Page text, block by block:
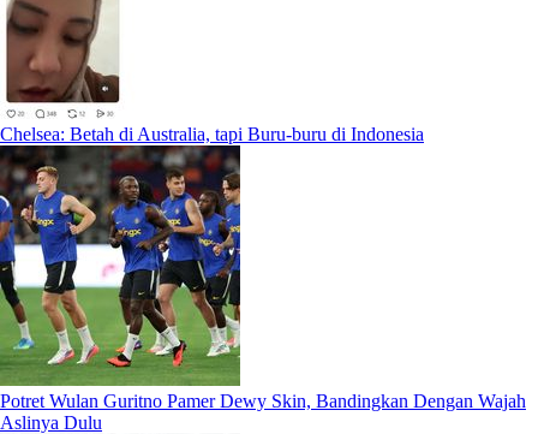
Chelsea: Betah di Australia, tapi Buru-buru di Indonesia
Potret Wulan Guritno Pamer Dewy Skin, Bandingkan Dengan Wajah
Aslinya Dulu